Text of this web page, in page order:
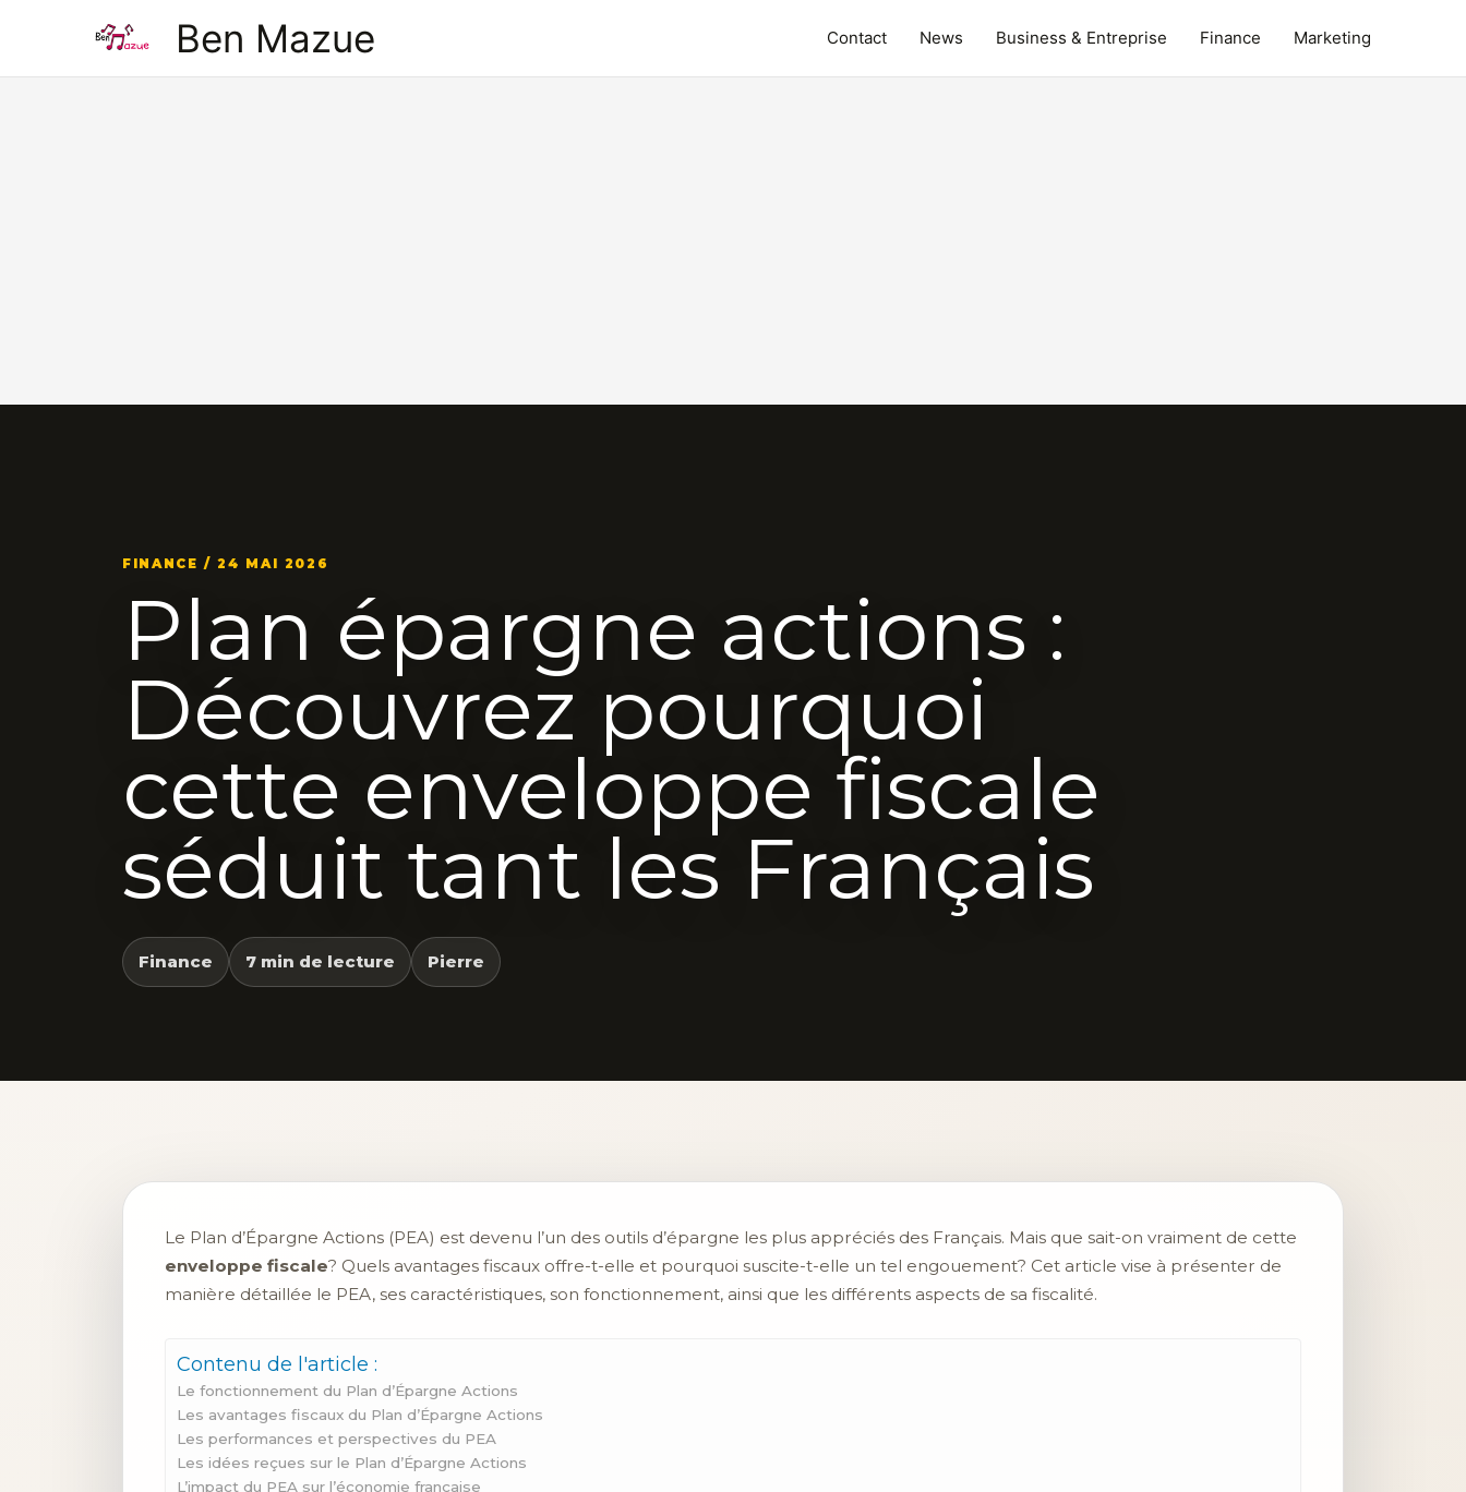
Ben Mazue Contact News Business & Entreprise Finance Marketing
FINANCE / 24 MAI 2026
Plan épargne actions :
Découvrez pourquoi
cette enveloppe fiscale
séduit tant les Français
Finance 7 min de lecture Pierre
Le Plan d’Épargne Actions (PEA) est devenu l’un des outils d’épargne les plus appréciés des Français. Mais que sait-on vraiment de cette
enveloppe fiscale? Quels avantages fiscaux offre-t-elle et pourquoi suscite-t-elle un tel engouement? Cet article vise à présenter de
manière détaillée le PEA, ses caractéristiques, son fonctionnement, ainsi que les différents aspects de sa fiscalité.
Contenu de l'article :
Le fonctionnement du Plan d’Épargne Actions
Les avantages fiscaux du Plan d’Épargne Actions
Les performances et perspectives du PEA
Les idées reçues sur le Plan d’Épargne Actions
L’impact du PEA sur l’économie française